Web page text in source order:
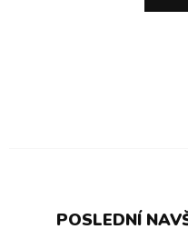
POSLEDNÍ